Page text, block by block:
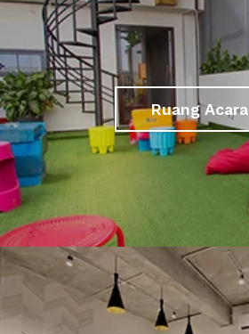
Ruang Acara